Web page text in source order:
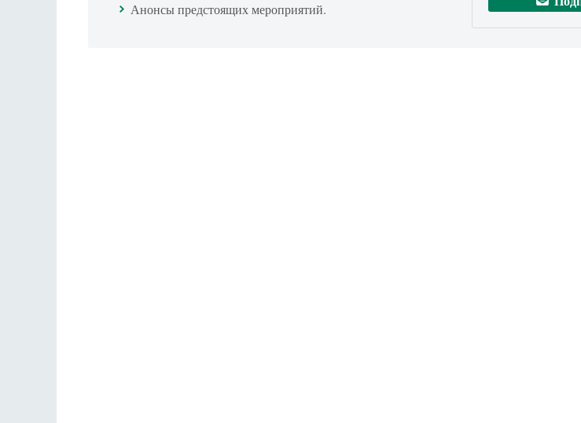
Анонсы предстоящих мероприятий.